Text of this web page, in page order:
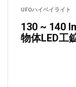
UFOハイベイライト
130 ~ 140
物体LED工